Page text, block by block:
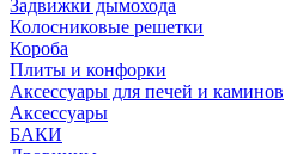
Задвижки дымохода
Колосниковые решетки
Короба
Плиты и конфорки
Аксессуары для печей и каминов
Аксессуары
БАКИ